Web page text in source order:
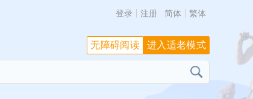
登录 注册 简体 繁体
进入适老模式
无障碍阅读